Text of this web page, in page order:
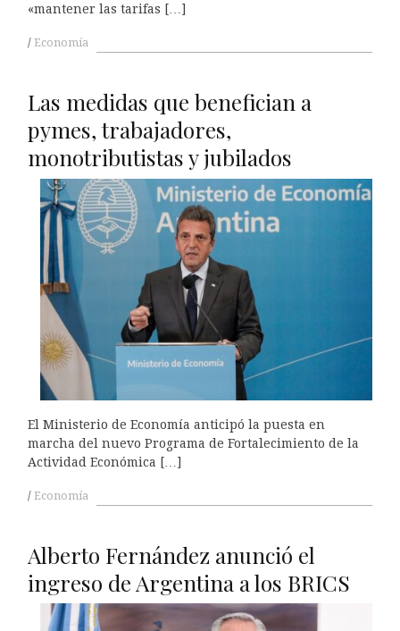
«mantener las tarifas […]
Economía
Las medidas que benefician a
pymes, trabajadores,
monotributistas y jubilados
El Ministerio de Economía anticipó la puesta en
marcha del nuevo Programa de Fortalecimiento de la
Actividad Económica […]
Economía
Alberto Fernández anunció el
ingreso de Argentina a los BRICS